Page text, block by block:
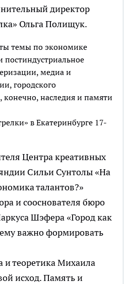
директор
Ольга Полищук.
темы по экономике
постиндустриальное
медиа и
городского
конечно, наследия и памяти
в Екатеринбурге 17-
Центра креативных
Сильи Сунтолы «На
талантов?»
и сооснователя бюро
Шэфера «Город как
важно формировать
и теоретика Михаила
исход. Память и